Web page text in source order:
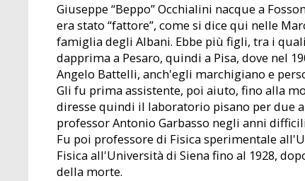
Giuseppe “Beppo” Occhialini nacque a
era stato “fattore”, come si dice qui nelle
famiglia degli Albani. Ebbe più figli, tra i
dapprima a Pesaro, quindi a Pisa, dove nel
Angelo Battelli, anch'egli marchigiano e
Gli fu prima assistente, poi aiuto, fino alla
diresse quindi il laboratorio pisano per due
professor Antonio Garbasso negli anni
Fu poi professore di Fisica sperimentale
Fisica all'Università di Siena fino al 1928,
della morte.